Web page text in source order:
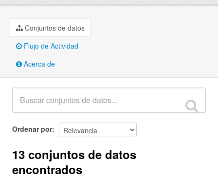
Conjuntos de datos
Flujo de Actividad
Acerca de
Ordenar por
13 conjuntos de datos
encontrados